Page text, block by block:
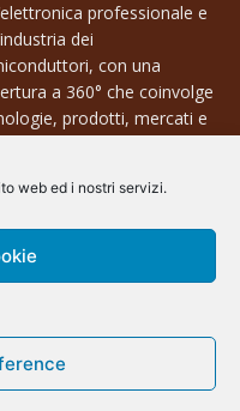
web ed i nostri servizi.
professionale e
dei
con una
a 360° che coinvolge
prodotti, mercati e